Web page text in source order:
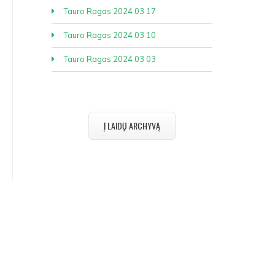
Tauro Ragas 2024 03 17
Tauro Ragas 2024 03 10
Tauro Ragas 2024 03 03
Į LAIDŲ ARCHYVĄ